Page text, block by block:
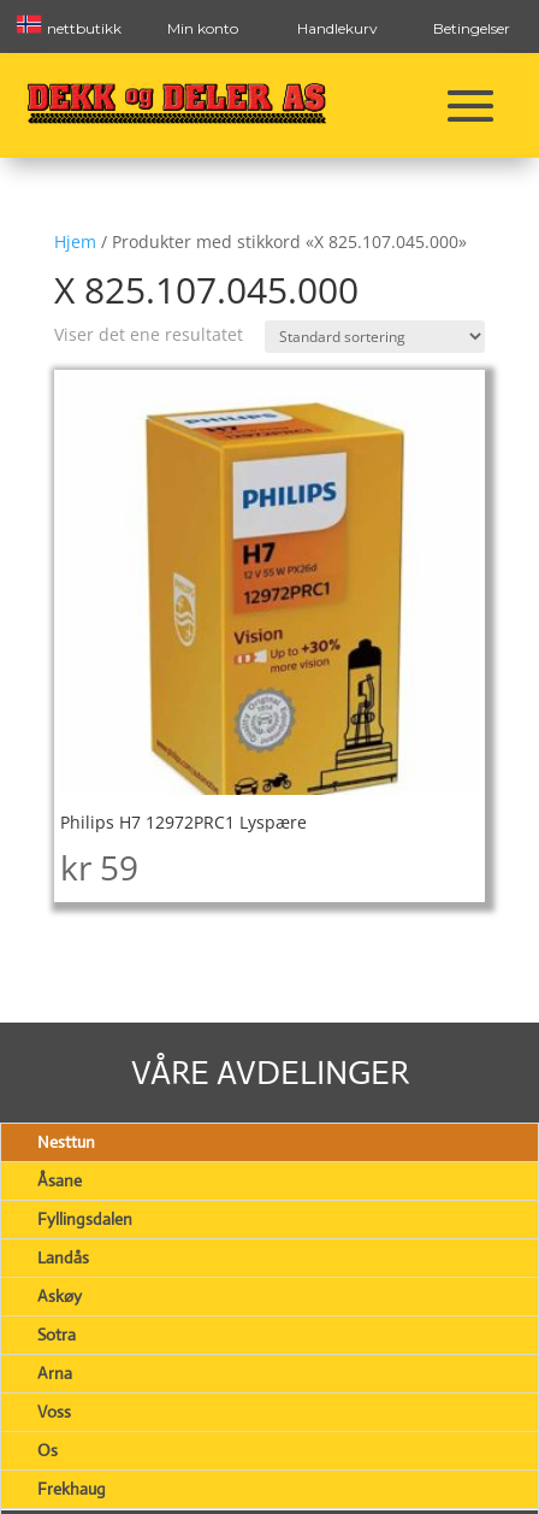
nettbutikk Min konto Handlekurv Betingelser
Hjem / Produkter med stikkord «X 825.107.045.000»
X 825.107.045.000
Viser det ene resultatet
Philips H7 12972PRC1 Lyspære
kr 59
VÅRE AVDELINGER
Nesttun
Åsane
Fyllingsdalen
Landås
Askøy
Sotra
Arna
Voss
Os
Frekhaug